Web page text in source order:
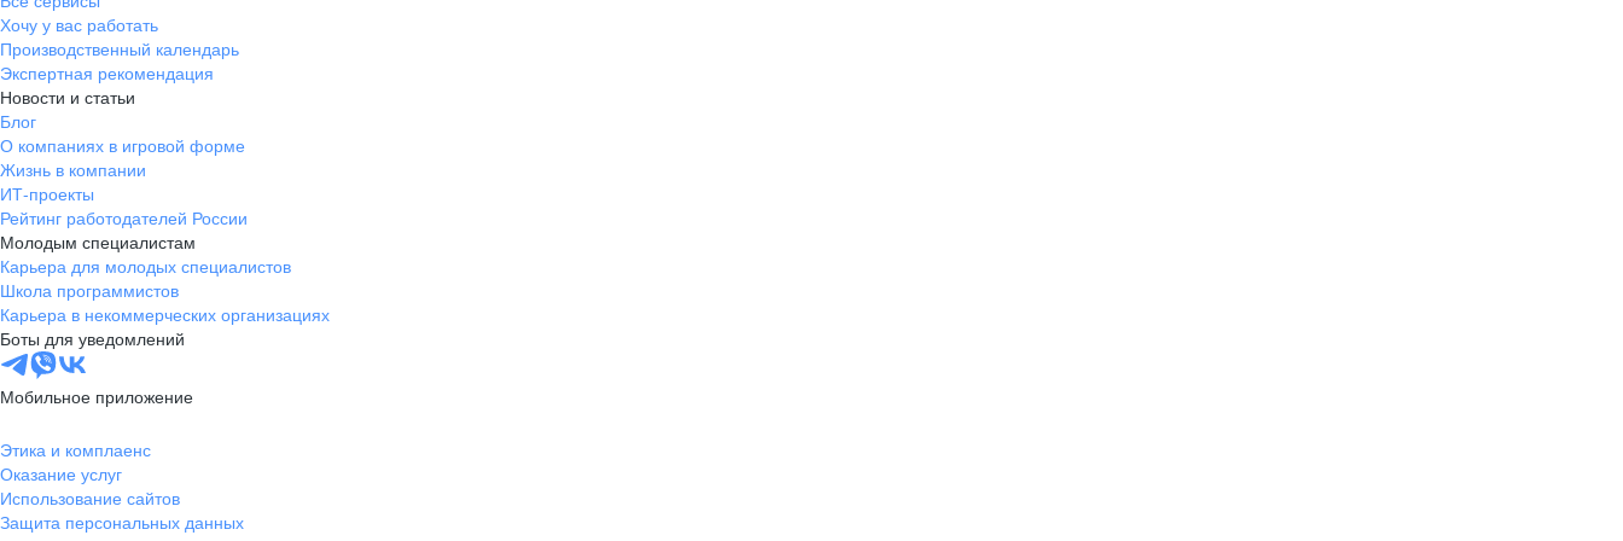
Хочу у вас работать
Производственный календарь
Экспертная рекомендация
Новости и статьи
Блог
О компаниях в игровой форме
Жизнь в компании
ИТ-проекты
Рейтинг работодателей России
Молодым специалистам
Карьера для молодых специалистов
Школа программистов
Карьера в некоммерческих организациях
Боты для уведомлений
Мобильное приложение
Этика и комплаенс
Оказание услуг
Использование сайтов
Защита персональных данных